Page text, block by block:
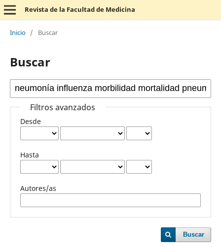
Revista de la Facultad de Medicina
Inicio / Buscar
Buscar
Filtros avanzados
Desde
Hasta
Autores/as
Buscar